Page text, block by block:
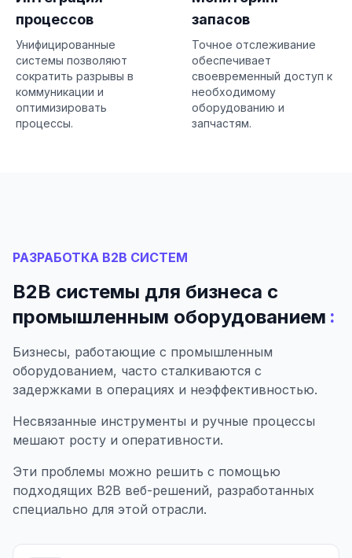
процессов
Унифицированные
системы позволяют
сократить разрывы в
коммуникации и
оптимизировать
процессы.
запасов
Точное отслеживание
обеспечивает
своевременный доступ к
необходимому
оборудованию и
запчастям.
РАЗРАБОТКА B2B СИСТЕМ
B2B системы для бизнеса с
промышленным оборудованием :
Бизнесы, работающие с промышленным
оборудованием, часто сталкиваются с
задержками в операциях и неэффективностью.
Несвязанные инструменты и ручные процессы
мешают росту и оперативности.
Эти проблемы можно решить с помощью
подходящих B2B веб-решений, разработанных
специально для этой отрасли.